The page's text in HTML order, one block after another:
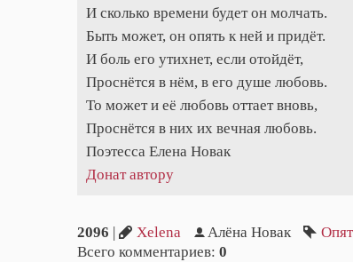
И сколько времени будет он молчать.
Быть может, он опять к ней и придёт.
И боль его утихнет, если отойдёт,
Проснётся в нём, в его душе любовь.
То может и её любовь оттает вновь,
Проснётся в них их вечная любовь.
Поэтесса Елена Новак
Донат автору
2096 | Xelena Алёна Новак
Всего комментариев: 0